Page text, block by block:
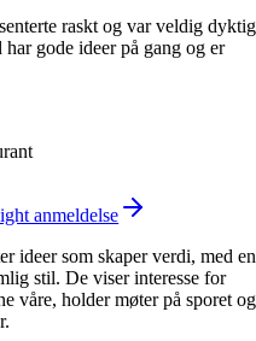
raskt og var veldig
gode ideer på gang og er
anmeldelse
ideer som skaper verdi, med en
stil. De viser interesse for
våre, holder møter på sporet og